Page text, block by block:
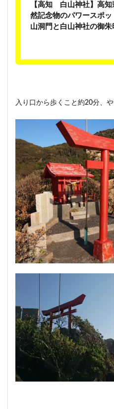
【高知 白山神社】高知
然記念物のパワースポ
山洞門と白山神社の御朱
入り口から歩くこと約20分、